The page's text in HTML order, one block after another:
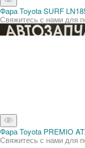
Фара Toyota SURF
Свяжитесь с нами для
Фара Toyota PREMIO
Свяжитесь с нами для